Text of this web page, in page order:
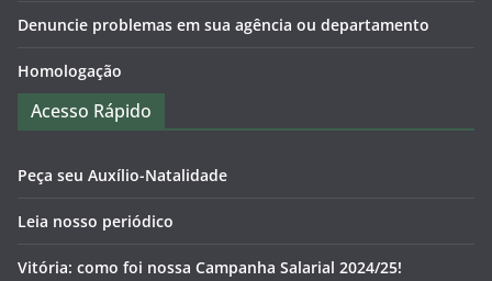
Denuncie problemas em sua agência ou departamento
Homologação
Acesso Rápido
Peça seu Auxílio-Natalidade
Leia nosso periódico
Vitória: como foi nossa Campanha Salarial 2024/25!